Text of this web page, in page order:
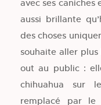
avec ses caniches
aussi brillante
des choses
souhaite aller
out au public :
chihuahua sur
remplacé par